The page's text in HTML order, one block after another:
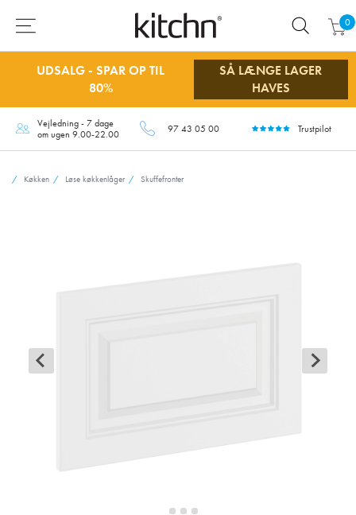
0
UDSALG - SPAR OP TIL
80%
SÅ LÆNGE LAGER
HAVES
Vejledning - 7 dage
om ugen 9.00-22.00
97 43 05 00 Trustpilot
Køkken Løse køkkenlåger Skuffefronter